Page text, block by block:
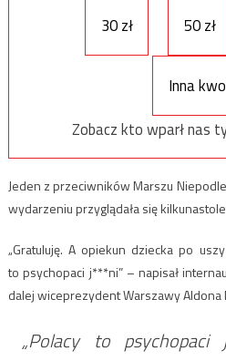
30 zł 50 zł
Inna
Zobacz kto wparł nas
Jeden z przeciwników Marszu
wydarzeniu przyglądała się
„Gratuluję. A opiekun dziecka po
to psychopaci j***ni” – napisał
dalej wiceprezydent Warszawy Aldona
„Polacy to psychopaci